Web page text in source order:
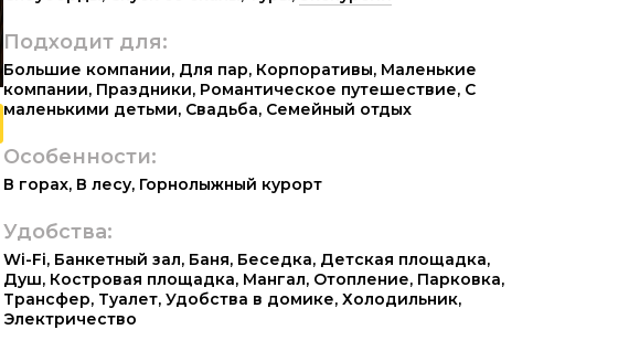
Подходит для:
Большие компании, Для пар, Корпоративы, Маленькие
компании, Праздники, Романтическое путешествие, С
маленькими детьми, Свадьба, Семейный отдых
Особенности:
В горах, В лесу, Горнолыжный курорт
Удобства:
Wi-Fi, Банкетный зал, Баня, Беседка, Детская площадка,
Душ, Костровая площадка, Мангал, Отопление, Парковка,
Трансфер, Туалет, Удобства в домике, Холодильник,
Электричество